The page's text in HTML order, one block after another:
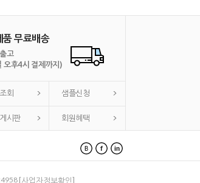
품 무료배송
고
오후4시 결제까지)
회 샘플신청
시판 회원혜택
[사업자정보확인]